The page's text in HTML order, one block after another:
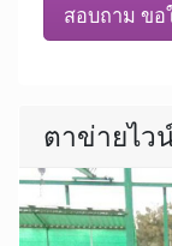
สอบถาม ขอ
ตาข่ายไว